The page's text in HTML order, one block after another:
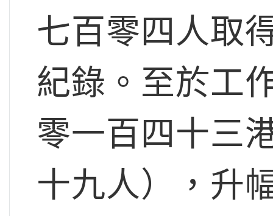
七百零四人取
紀錄。至於工
零一百四十三
十九人），升